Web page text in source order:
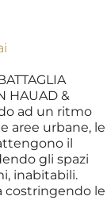
HAUAD &
ad un ritmo
aree urbane, le
il
gli spazi
inabitabili.
costringendo le